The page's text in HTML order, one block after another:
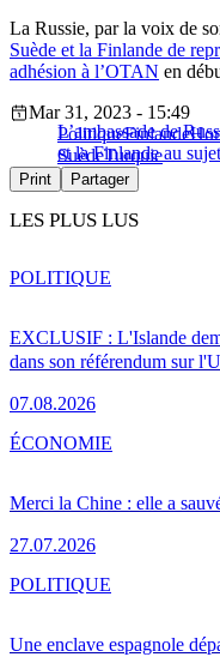
La Russie, par la voix de
Suède et la Finlande de
adhésion à l’OTAN en
L’ambassade de
et la Finlande au
Mar 31, 2023 - 15:49
PolitiqueFinlande
SuèdeTurquie
Print Partager
LES PLUS LUS
EXCLUSIF : L'Islande
dans son référendum sur
07.08.2026
POLITIQUE
Merci la Chine : elle a
27.07.2026
ÉCONOMIE
Une enclave espagnole
POLITIQUE